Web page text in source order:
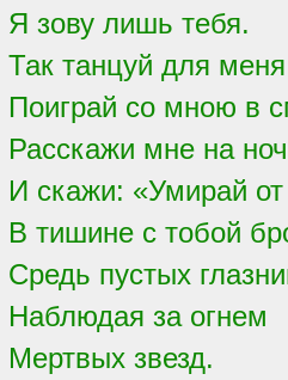
Я зову лишь тебя.
Так танцуй для
Поиграй со мною в
Расскажи мне на
И скажи: «Умирай
В тишине с тобой
Средь пустых
Наблюдая за огнем
Мертвых звезд.